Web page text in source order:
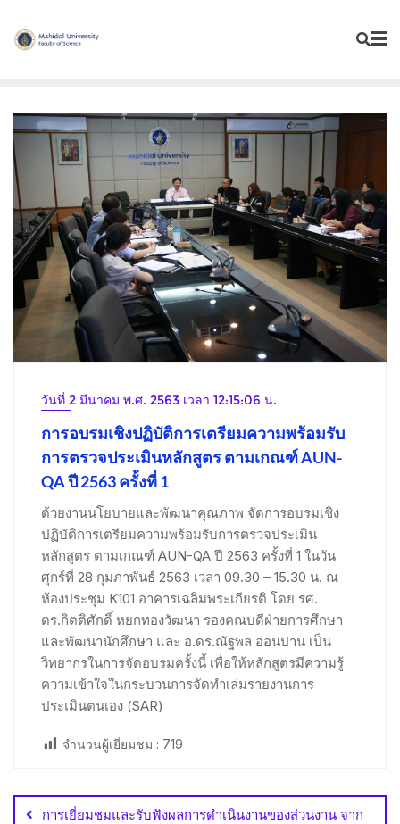
content
วันที่ 2 มีนาคม พ.ศ. 2563 เวลา 12:15:06 น.
การอบรมเชิงปฏิบัติการเตรียมความพร้อมรับ
การตรวจประเมินหลักสูตร ตามเกณฑ์ AUN-
QA ปี 2563 ครั้งที่ 1
ด้วยงานนโยบายและพัฒนาคุณภาพ จัดการอบรมเชิง
ปฏิบัติการเตรียมความพร้อมรับการตรวจประเมิน
หลักสูตร ตามเกณฑ์ AUN-QA ปี 2563 ครั้งที่ 1 ในวัน
ศุกร์ที่ 28 กุมภาพันธ์ 2563 เวลา 09.30 – 15.30 น. ณ
ห้องประชุม K101 อาคารเฉลิมพระเกียรติ โดย รศ.
ดร.กิตติศักดิ์ หยกทองวัฒนา รองคณบดีฝ่ายการศึกษา
และพัฒนานักศึกษา และ อ.ดร.ณัฐพล อ่อนปาน เป็น
วิทยากรในการจัดอบรมครั้งนี้ เพื่อให้หลักสูตรมีความรู้
ความเข้าใจในกระบวนการจัดทำเล่มรายงานการ
ประเมินตนเอง (SAR)
จำนวนผู้เยี่ยมชม : 719
navigation
การเยี่ยมชมและรับฟังผลการดำเนินงานของส่วนงาน จาก